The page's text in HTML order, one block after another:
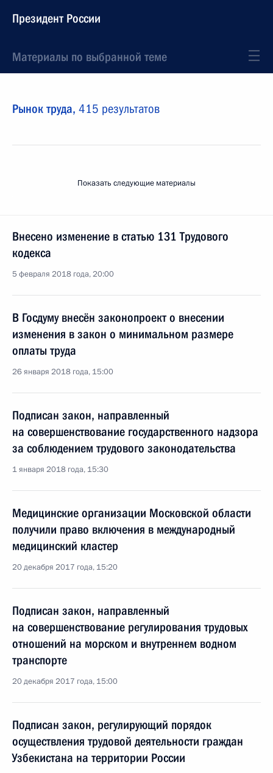
Президент России
Материалы по выбранной теме
Рынок труда, 415 результатов
Показать следующие материалы
Внесено изменение в статью 131 Трудового
кодекса
5 февраля 2018 года, 20:00
В Госдуму внесён законопроект о внесении
изменения в закон о минимальном размере
оплаты труда
26 января 2018 года, 15:00
Подписан закон, направленный
на совершенствование государственного надзора
за соблюдением трудового законодательства
1 января 2018 года, 15:30
Медицинские организации Московской области
получили право включения в международный
медицинский кластер
20 декабря 2017 года, 15:20
Подписан закон, направленный
на совершенствование регулирования трудовых
отношений на морском и внутреннем водном
транспорте
20 декабря 2017 года, 15:00
Подписан закон, регулирующий порядок
осуществления трудовой деятельности граждан
Узбекистана на территории России